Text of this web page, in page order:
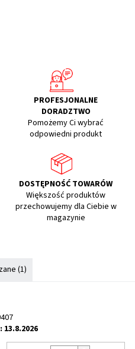
PROFESJONALNE
DORADZTWO
Pomożemy Ci wybrać
odpowiedni produkt
DOSTĘPNOŚĆ TOWARÓW
Większość produktów
przechowujemy dla Ciebie w
magazynie
(1)
13.8.2026